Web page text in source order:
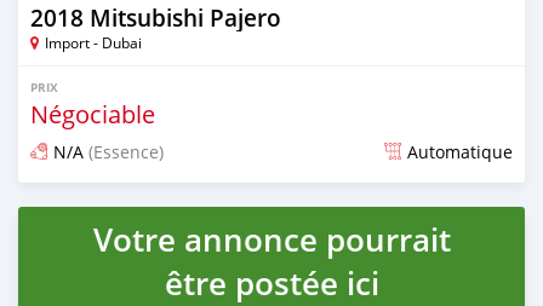
2018 Mitsubishi Pajero
Import - Dubai
PRIX
Négociable
N/A (Essence) Automatique
Publié il y a presque 6 ans
Votre annonce pourrait
être postée ici